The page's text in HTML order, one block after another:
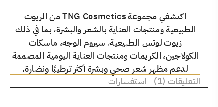
اكتشفي مجموعة TNG Cosmetics من الزيوت
الطبيعية ومنتجات العناية بالشعر والبشرة، بما في ذلك
زيوت لوتس الطبيعية، سيروم الوجه، ماسكات
الكولاجين، الكريمات ومنتجات العناية اليومية المصممة
لدعم مظهر شعر صحي وبشرة أكثر ترطيبًا ونضارة.
التعليقات (1)
استفسارات